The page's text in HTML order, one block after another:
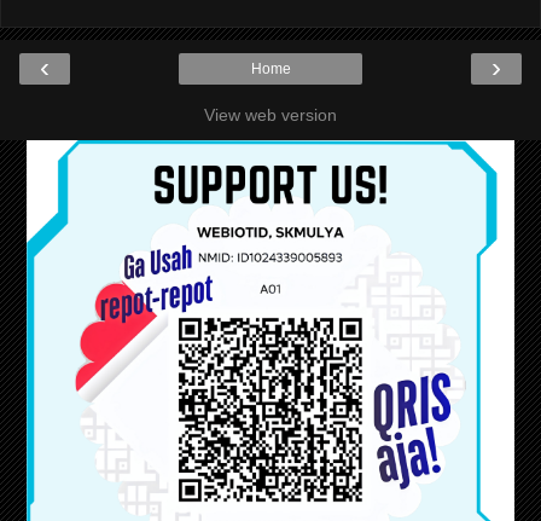
‹ ›
Home
View web version